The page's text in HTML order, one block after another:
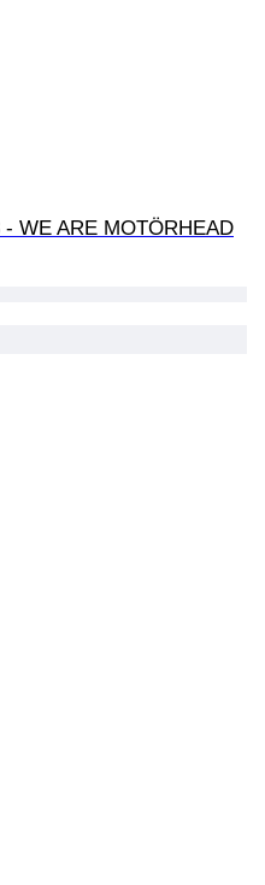
WE ARE MOTÖRHEAD